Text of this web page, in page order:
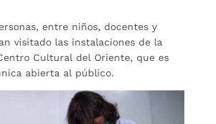
entre niños, docentes y
visitado las instalaciones de la
Cultural del Oriente, que es
abierta al público.